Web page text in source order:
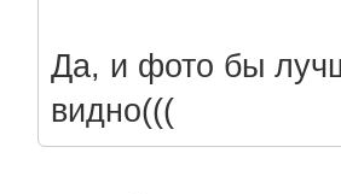
Да, и фото бы
видно(((